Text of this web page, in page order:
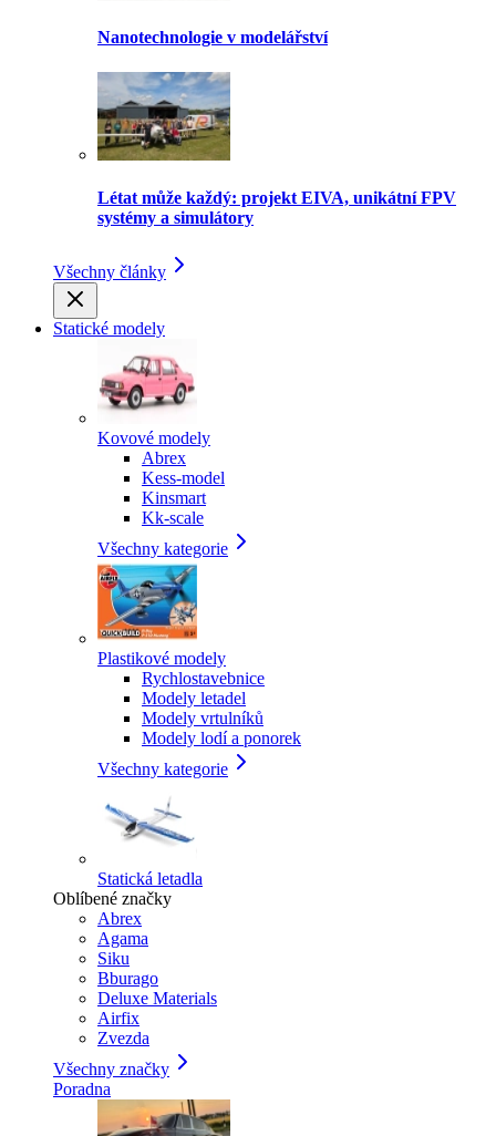
Nanotechnologie v modelářství
Létat může každý: projekt EIVA, unikátní FPV
systémy a simulátory
Všechny články
Statické modely
Kovové modely
Abrex
Kess-model
Kinsmart
Kk-scale
Všechny kategorie
Plastikové modely
Rychlostavebnice
Modely letadel
Modely vrtulníků
Modely lodí a ponorek
Všechny kategorie
Statická letadla
Oblíbené značky
Abrex
Agama
Siku
Bburago
Deluxe Materials
Airfix
Zvezda
Všechny značky
Poradna